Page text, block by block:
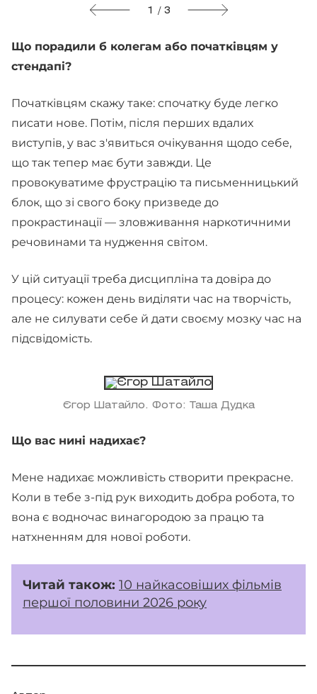
1 / 3
Що порадили б колегам або початківцям у
стендапі?
Початківцям скажу таке: спочатку буде легко
писати нове. Потім, після перших вдалих
виступів, у вас з'явиться очікування щодо себе,
що так тепер має бути завжди. Це
провокуватиме фрустрацію та письменницький
блок, що зі свого боку призведе до
прокрастинації — зловживання наркотичними
речовинами та нудження світом.
У цій ситуації треба дисципліна та довіра до
процесу: кожен день виділяти час на творчість,
але не силувати себе й дати своєму мозку час на
підсвідомість.
Єгор Шатайло. Фото: Таша Дудка
Що вас нині надихає?
Мене надихає можливість створити прекрасне.
Коли в тебе з-під рук виходить добра робота, то
вона є водночас винагородою за працю та
натхненням для нової роботи.
Читай також: 10 найкасовіших фільмів
першої половини 2026 року